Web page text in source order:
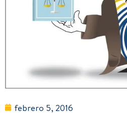
febrero 5, 2016